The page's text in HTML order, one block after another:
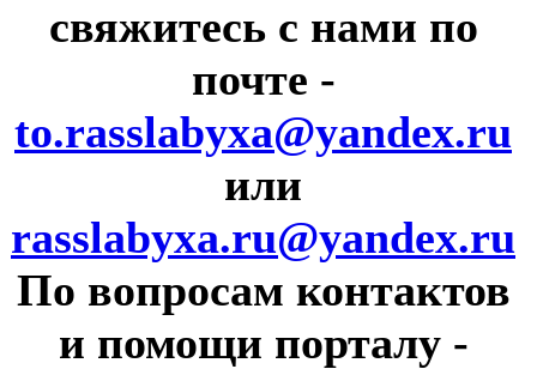
свяжитесь с нами по
почте -
to.rasslabyxa@yandex.ru
или
rasslabyxa.ru@yandex.ru
По вопросам контактов
и помощи порталу -